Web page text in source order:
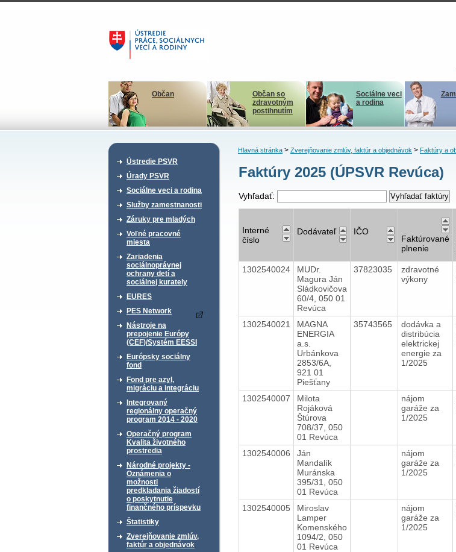
Občan
Občan so
zdravotným
postihnutím
Sociálne veci
a rodina
Ústredie PSVR
Úrady PSVR
Sociálne veci a rodina
Služby zamestnanosti
Záruky pre mladých
Voľné pracovné
miesta
Zariadenia
sociálnoprávnej
ochrany detí a
sociálnej kurately
EURES
PES Network
Nástroje na
prepojenie Európy
(CEF)/Systém EESSI
Európsky sociálny
fond
Fond pre azyl,
migráciu a integráciu
Integrovaný
regionálny operačný
program 2014 - 2020
Operačný program
Kvalita životného
prostredia
Národné projekty -
Oznámenia o
možnosti
predkladania žiadostí
o poskytnutie
finančného príspevku
Štatistiky
Zverejňovanie zmlúv,
faktúr a objednávok
Hlavná stránka> Zverejňovanie zmlúv, faktúr a objednávok> Faktúry a
Faktúry 2025 (ÚPSVR Revúca)
Vyhľadať:
Interné
číslo
Dodávateľ IČO
Faktúrované
plnenie
1302540024
MUDr.
Magura Ján
Sládkovičova
60/4, 050 01
Revúca
37823035
zdravotné
výkony
1302540021
MAGNA
ENERGIA
a.s.
Urbánkova
2853/6A,
921 01
Piešťany
35743565
dodávka a
distribúcia
elektrickej
energie za
1/2025
1302540007
Milota
Rojáková
Štúrova
708/37, 050
01 Revúca
nájom
garáže za
1/2025
1302540006
Ján
Mandalík
Muránska
395/31, 050
01 Revúca
nájom
garáže za
1/2025
1302540005
Miroslav
Lamper
Komenského
1094/2, 050
01 Revúca
nájom
garáže za
1/2025